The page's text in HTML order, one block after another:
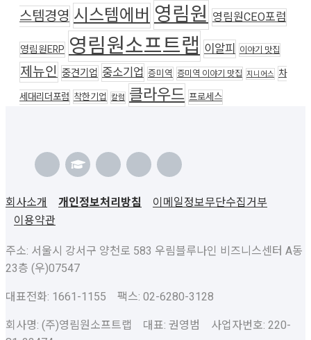
스템경영 시스템에버영림원 영림원CEO포럼
영림원ERP 영림원소프트랩 이알피 이야기 맛집
제뉴인 중견기업 중소기업 증미역 증미역 이야기 맛집 지니어스 차
세대리더포럼 착한기업 칼럼 클라우드 프로세스
회사소개 개인정보처리방침
이메일정보무단수집거부
이용약관
주소: 서울시 강서구 양천로 583 우림블루나인 비즈니스센터 A동
23층 (우)07547
대표전화: 1661-1155 팩스: 02-6280-3128
회사명: (주)영림원소프트랩 대표: 권영범 사업자번호: 220-